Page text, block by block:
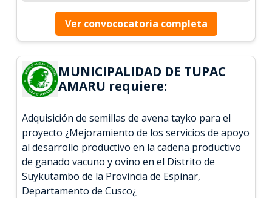
Ver convococatoria completa
MUNICIPALIDAD DE TUPAC
AMARU requiere:
Adquisición de semillas de avena tayko para el
proyecto ¿Mejoramiento de los servicios de apoyo
al desarrollo productivo en la cadena productivo
de ganado vacuno y ovino en el Distrito de
Suykutambo de la Provincia de Espinar,
Departamento de Cusco¿